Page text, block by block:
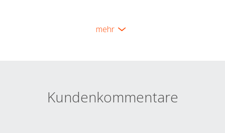
mehr
Kundenkommentare